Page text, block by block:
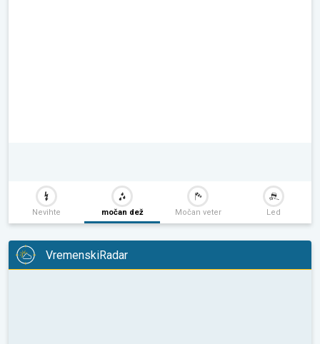
Nevihte močan dež Močan veter Led
VremenskiRadar